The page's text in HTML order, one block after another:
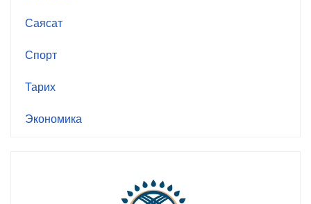
Саясат
Спорт
Тарих
Экономика